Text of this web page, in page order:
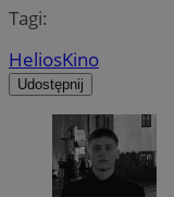
Tagi:
HeliosKino
Udostępnij